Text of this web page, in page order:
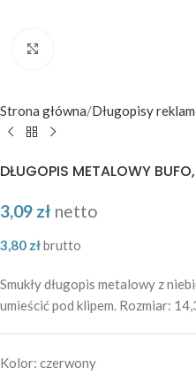
Strona główna Długopisy
DŁUGOPIS METALOWY
3,09 zł netto
3,80 złbrutto
Smukły długopis metalowy z
umieścić pod klipem. Rozmiar:
Kolor: czerwony